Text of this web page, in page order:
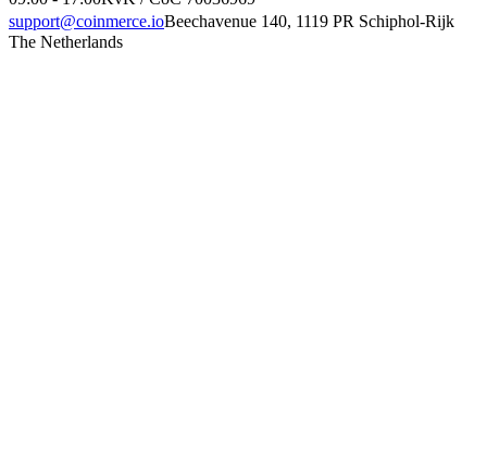
support@coinmerce.ioBeechavenue 140, 1119 PR Schiphol-Rijk
The Netherlands